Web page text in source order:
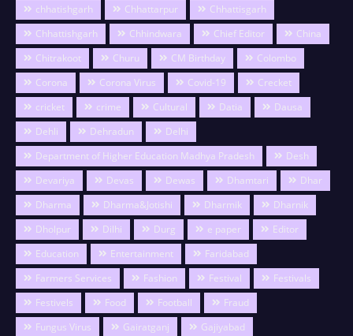
chhatishgarh
Chhattarpur
Chhattisgarh
Chhattishgarh
Chhindwara Chief Editor
China
Chitrakoot
Churu CM Birthday
Colombo
Corona
Corona Virus Covid-19
Crecket
cricket
crime Cultural Datia
Dausa
Dehli
Dehradun
Delhi
Department of Higher Education Madhya Pradesh
Desh
Devariya
Devas Dewas Dhamtari
Dhar
Dharma
Dharma&Jotishi Dharmik
Dharnik
Dholpur
Dilhi Durg e paper
Editor
Education
Entertainment
Faridabad
Farmers Services
Fashion Festival
Festivals
Festivels
Food Football
Fraud
Fungus Virus
Gairatganj
Gajiyabad